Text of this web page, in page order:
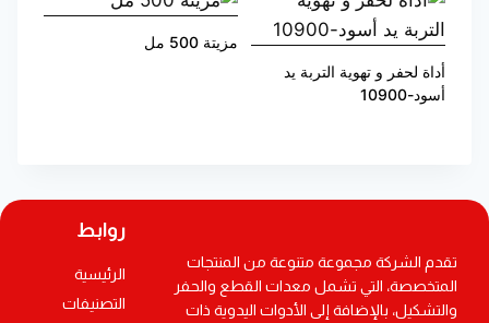
أداة لحفر و تهوية التربة يد
أسود-10900
مزيتة 500 مل
تقدم الشركة مجموعة متنوعة من المنتجات
المتخصصة، التي تشمل معدات القطع والحفر
والتشكيل، بالإضافة إلى الأدوات اليدوية ذات
روابط
الرئيسية
التصنيفات